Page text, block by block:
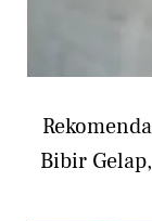
Bibir